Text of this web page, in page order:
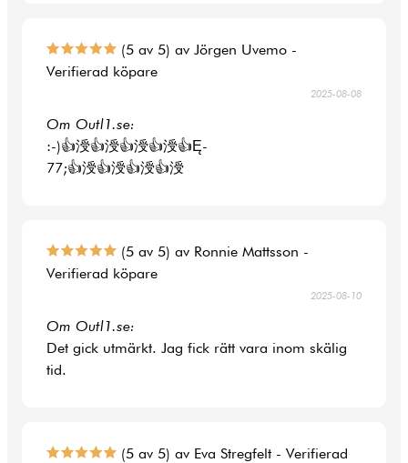
(5 av 5) av Jörgen Uvemo -
Verifierad köpare
2025-08-08
Om Outl1.se:
:-)👍涭👍涭👍涭👍涭👍Ę-
77;👍涭👍涭👍涭👍涭
(5 av 5) av Ronnie Mattsson -
Verifierad köpare
2025-08-10
Om Outl1.se:
Det gick utmärkt. Jag fick rätt vara inom skälig
tid.
(5 av 5) av Eva Stregfelt - Verifierad